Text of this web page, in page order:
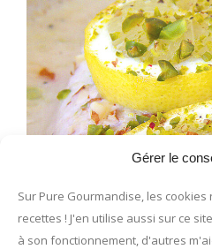
Gérer le
Sur Pure Gourmandise, les
recettes ! J'en utilise aussi sur ce
à son fonctionnement, d'autres